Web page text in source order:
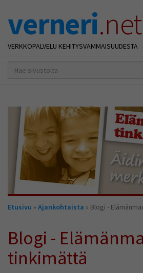
verneri.net
VERKKOPALVELU KEHITYSVAMMAISUUDESTA
hakusana(t)
Olet
Etusivu » Ajankohtaista » Blogi -
Blogi -
tinkimättä